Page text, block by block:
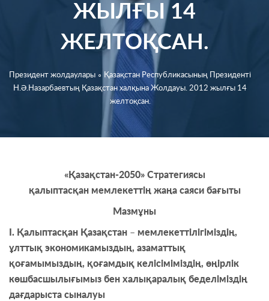
ЖЫЛҒЫ 14
ЖЕЛТОҚСАН.
Президент жолдаулары ∘ Қазақстан Республикасының Президенті
Н.Ә.Назарбаевтың Қазақстан халқына Жолдауы. 2012 жылғы 14
желтоқсан.
«Қазақстан-2050» Стратегиясы
қалыптасқан мемлекеттің жаңа саяси бағыты
Мазмұны
І. Қалыптасқан Қазақстан – мемлекеттілігіміздің,
ұлттық экономикамыздың, азаматтық
қоғамымыздың, қоғамдық келісіміміздің, өңірлік
көшбасшылығымыз бен халықаралық беделіміздің
дағдарыста сыналуы